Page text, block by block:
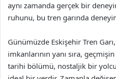
aynı zamanda gerçek bir
ruhunu, bu tren garında
Günümüzde Eskişehir Tren
imkanlarının yanı sıra,
tarihi bölümü, nostaljik bir